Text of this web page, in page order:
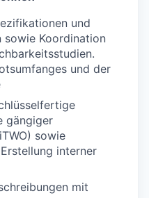
und
sowie Koordination
und der
gängiger
sowie
interner
mit